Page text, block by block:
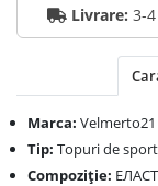
Livrare: 3-
Marca: Velmerto21
Tip: Topuri de
Compoziţie: